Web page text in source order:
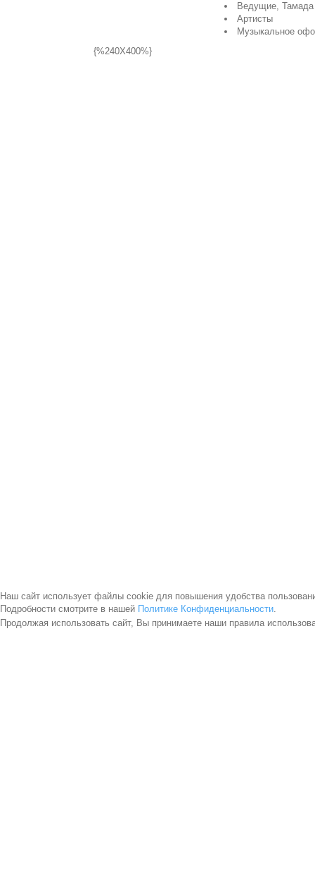
{%240X400%}
Ведущие, Тамада
Артисты
Музыкальное
Наш сайт использует файлы cookie для повышения удобства
Подробности смотрите в нашей Политике Конфиденциальности.
Продолжая использовать сайт, Вы принимаете наши правила